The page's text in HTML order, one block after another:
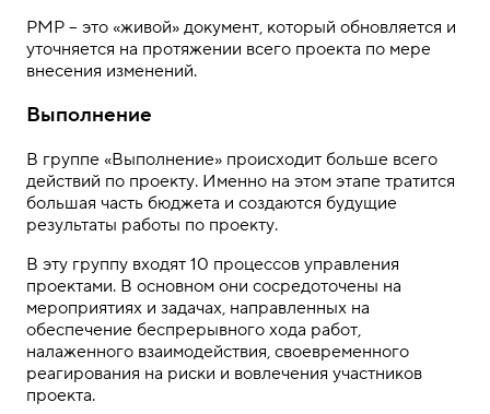
PMP – это «живой» документ, который обновляется и
уточняется на протяжении всего проекта по мере
внесения изменений.
Выполнение
В группе «Выполнение» происходит больше всего
действий по проекту. Именно на этом этапе тратится
большая часть бюджета и создаются будущие
результаты работы по проекту.
В эту группу входят 10 процессов управления
проектами. В основном они сосредоточены на
мероприятиях и задачах, направленных на
обеспечение беспрерывного хода работ,
налаженного взаимодействия, своевременного
реагирования на риски и вовлечения участников
проекта.